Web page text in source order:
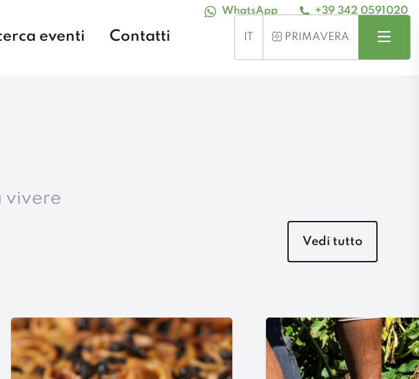
WhatsApp +39 342 0591020
eventi Contatti IT STAGIONE
PRIMAVERA Menu
vivere
Vedi tutto